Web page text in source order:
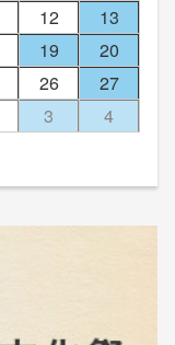
12
13
19
20
26
27
3 4